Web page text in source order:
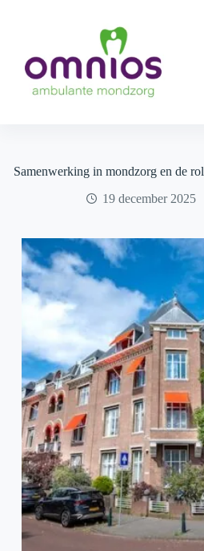
Samenwerking in mondzorg en de
19 december 2025